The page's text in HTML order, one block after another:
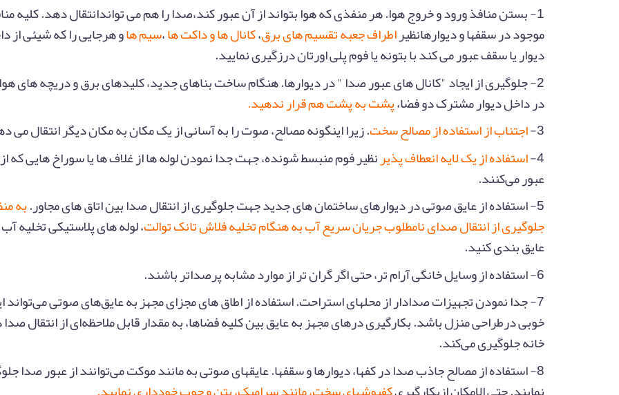
1- بستن منافذ ورود و خروج هوا. هر منفذی که هوا بتواند از آن عبور کند،صدا را هم می تواندانتقال دهد. کلیه
موجود در سقفها و دیوارهانظیراطراف جعبه تقسیم های برق،کانال ها و داکت ها،سیم هاو هرجایی را که شیئی از
دیوار یا سقف عبور می کند با بتونه یا فوم پلی اورتان درزگیری نمایید.
2- جلوگیری از ایجاد "کانال های عبور صدا " در دیوارها. هنگام ساخت بناهای جدید، کلیدهای برق و دریچه های
در داخل دیوار مشترک دو فضا،پشت به پشت هم قرار ندهید.
3- اجتناب از استفاده از مصالح سخت. زیرا اینگونه مصالح، صوت را به آسانی از یک مکان به مکان دیگر انتقال می
4- استفاده از یک لایه انعطاف پذیرنظیر فوم منبسط شونده، جهت جدا نمودن لوله ها از غلاف ها یا سوراخ هایی که
عبور می‌کنند.
5- استفاده از عایق صوتی در دیوارهای ساختمان های جدید جهت جلوگیری از انتقال صدا بین اتاق های مجاور.
به
جلوگیری از انتقال صدای نامطلوب جریان سریع آب به هنگام تخلیه فلاش تانک توالت، لوله های پلاستیکی تخلیه
عایق بندی کنید.
6- استفاده از وسایل خانگی آرام تر، حتی اگر گران تر از موارد مشابه پرصداتر باشند.
7- جدا نمودن تجهیزات صدادار از محلهای استراحت. استفاده از اطاق های مجزای مجهز به عایق‌های صوتی می‌تواند
خوبی درطراحی منزل باشد. بکارگیری درهای مجهز به عایق بین کلیه فضاها، به مقدار قابل ملاحظه‌ای از انتقال
خانه جلوگیری می‌کند.
8- استفاده از مصالح جاذب صدا در کفها، دیوارها و سقفها. عایقهای صوتی به مانند موکت می‌توانند از عبور صدا